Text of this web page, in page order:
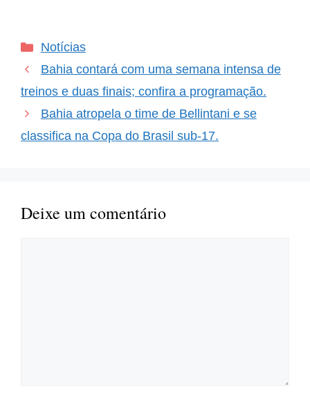
completa da terceira fase
Esporte Clube Bahia
vai…
Categorias
Notícias
Bahia contará com uma semana intensa de
treinos e duas finais; confira a programação.
Bahia atropela o time de Bellintani e se
classifica na Copa do Brasil sub-17.
Deixe um comentário